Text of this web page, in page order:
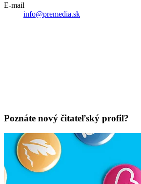
E-mail
info@premedia.sk
Poznáte nový čitateľský profil?